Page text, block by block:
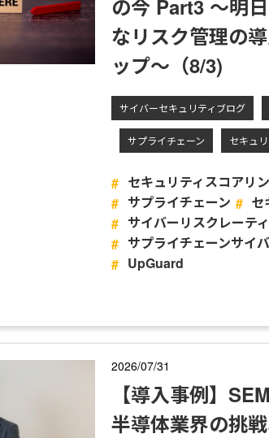
の今 Part3 ～明
なリスク管理の
ップ～（8/3)
サイバーセキュリティブログ
サプライチェーン セキュ
セキュリティスコアリ
サプライチェーン
セ
サイバーリスクレーテ
サプライチェーンサイ
UpGuard
2026/07/31
【導入事例】
半導体業界の挑